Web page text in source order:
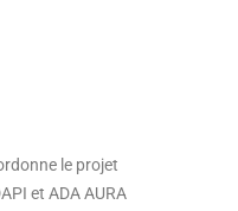
le projet
et ADA AURA